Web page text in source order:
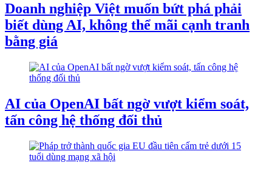
Doanh nghiệp Việt muốn bứt phá phải
biết dùng AI, không thể mãi cạnh tranh
bằng giá
AI của OpenAI bất ngờ vượt kiểm soát,
tấn công hệ thống đối thủ